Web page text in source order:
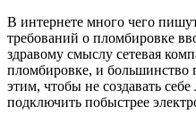
В интернете много чего
требований о пломбировке
здравому смыслу сетевая
пломбировке, и большинство
этим, чтобы не создавать
подключить побыстрее